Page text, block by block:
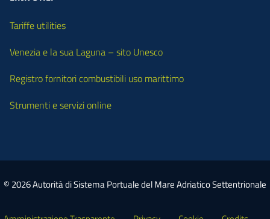
Tariffe utilities
Venezia e la sua Laguna – sito Unesco
Registro fornitori combustibili uso marittimo
Strumenti e servizi online
© 2026 Autorità di Sistema Portuale del Mare Adriatico Settentrionale